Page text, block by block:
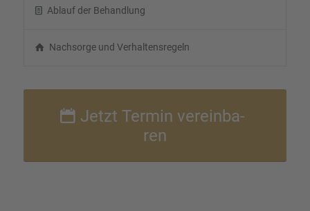
Ablauf der Behand­lung
Nachsorge und Verhal­tens­re­geln
Jetzt Termin verein­ba­
ren